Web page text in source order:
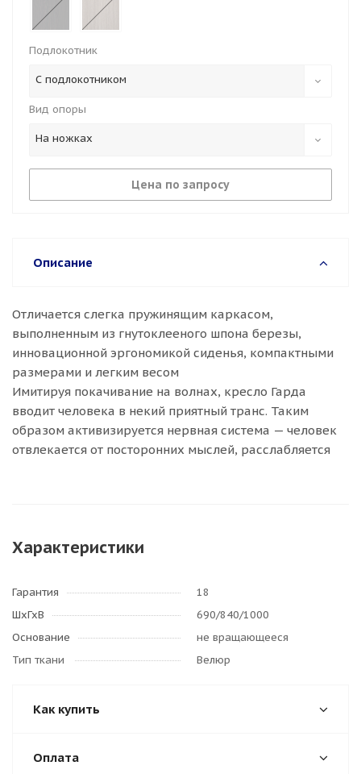
Подлокотник
С подлокотником
Вид опоры
На ножках
Цена по запросу
Описание
Отличается слегка пружинящим каркасом,
выполненным из гнутоклееного шпона березы,
инновационной эргономикой сиденья, компактными
размерами и легким весом
Имитируя покачивание на волнах, кресло Гарда
вводит человека в некий приятный транс. Таким
образом активизируется нервная система — человек
отвлекается от посторонних мыслей, расслабляется
Характеристики
Гарантия
18
ШхГхВ
690/840/1000
Основание
не вращающееся
Тип ткани
Велюр
Как купить
Оплата